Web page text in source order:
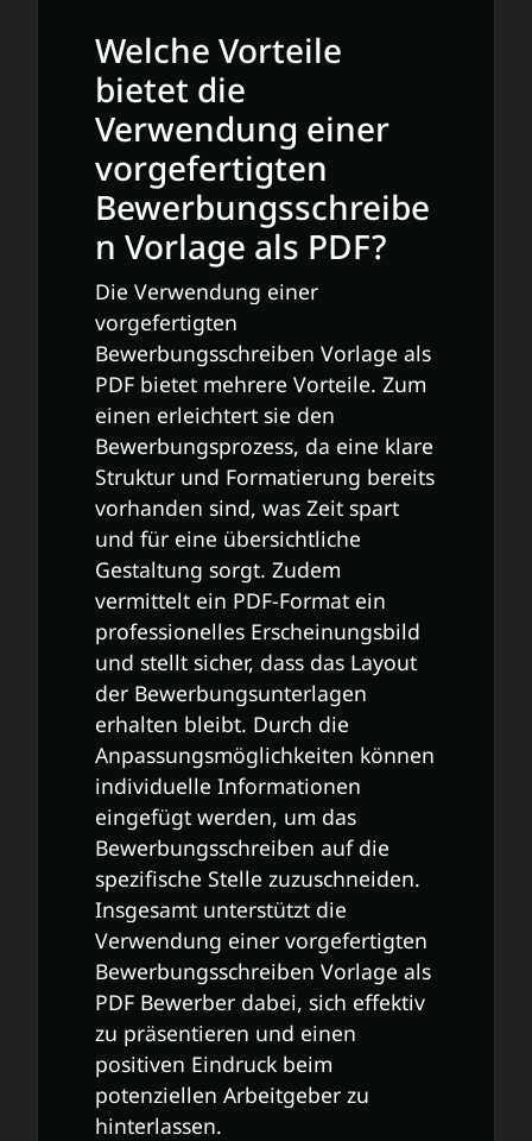
Welche Vorteile
bietet die
Verwendung einer
vorgefertigten
Bewerbungsschreibe
n Vorlage als PDF?
Die Verwendung einer
vorgefertigten
Bewerbungsschreiben Vorlage als
PDF bietet mehrere Vorteile. Zum
einen erleichtert sie den
Bewerbungsprozess, da eine klare
Struktur und Formatierung bereits
vorhanden sind, was Zeit spart
und für eine übersichtliche
Gestaltung sorgt. Zudem
vermittelt ein PDF-Format ein
professionelles Erscheinungsbild
und stellt sicher, dass das Layout
der Bewerbungsunterlagen
erhalten bleibt. Durch die
Anpassungsmöglichkeiten können
individuelle Informationen
eingefügt werden, um das
Bewerbungsschreiben auf die
spezifische Stelle zuzuschneiden.
Insgesamt unterstützt die
Verwendung einer vorgefertigten
Bewerbungsschreiben Vorlage als
PDF Bewerber dabei, sich effektiv
zu präsentieren und einen
positiven Eindruck beim
potenziellen Arbeitgeber zu
hinterlassen.